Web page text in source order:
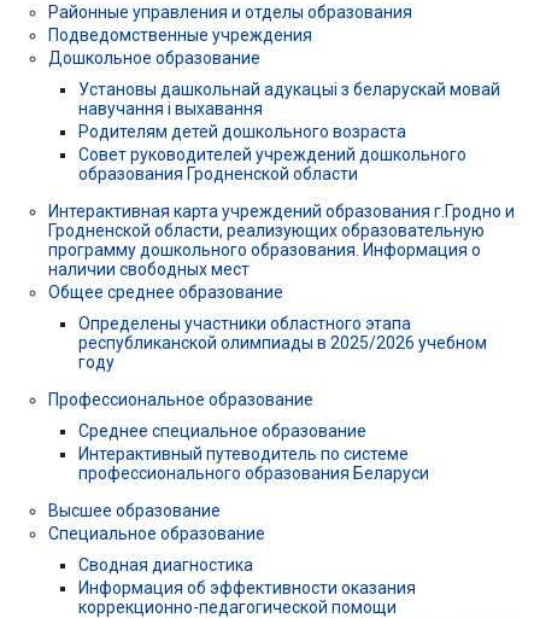
Районные управления и отделы образования
Подведомственные учреждения
Дошкольное образование
Установы дашкольнай адукацыі з беларускай мовай
навучання і выхавання
Родителям детей дошкольного возраста
Совет руководителей учреждений дошкольного
образования Гродненской области
Интерактивная карта учреждений образования г.Гродно и
Гродненской области, реализующих образовательную
программу дошкольного образования. Информация о
наличии свободных мест
Общее среднее образование
Определены участники областного этапа
республиканской олимпиады в 2025/2026 учебном
году
Профессиональное образование
Среднее специальное образование
Интерактивный путеводитель по системе
профессионального образования Беларуси
Высшее образование
Специальное образование
Сводная диагностика
Информация об эффективности оказания
коррекционно-педагогической помощи